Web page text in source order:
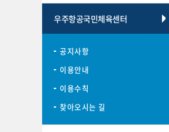
우주항공국민체육센터
공지사항
이용안내
이용수칙
찾아오시는 길